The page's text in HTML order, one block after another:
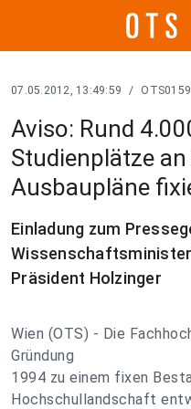
07.05.2012, 13:49:59 /
Aviso: Rund
Studienplätze
Ausbaupläne
Einladung zum
Wissenschaftsminister
Präsident Holzinger
Wien (OTS) - Die
Gründung
1994 zu einem fixen
Hochschullandschaft